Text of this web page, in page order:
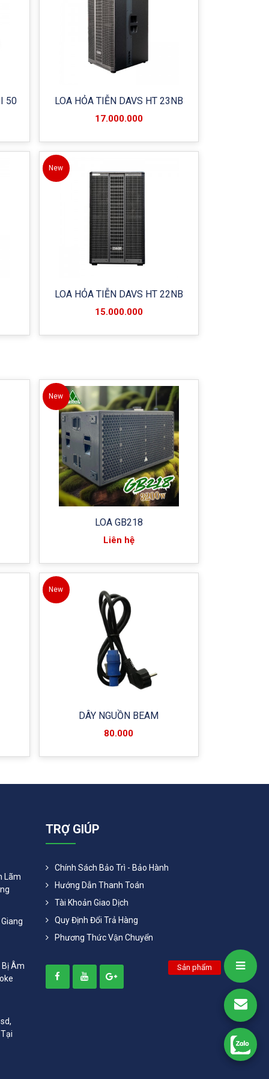
50 LOA HỎA TIỄN DAVS HT 23NB
17.000.000
New
LOA HỎA TIỄN DAVS HT 22NB
15.000.000
New
LOA GB218
Liên hệ
New
DÂY NGUỒN BEAM
80.000
Lãm
Bị Âm
TRỢ GIÚP
Chính Sách Bảo Trì - Bảo Hành
Hướng Dẫn Thanh Toán
Tài Khoản Giao Dịch
Quy Định Đổi Trả Hàng
Phương Thức Vận Chuyển
Sản phẩm